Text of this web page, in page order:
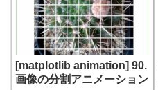
[matplotlib animation] 90.
画像の分割アニメーション